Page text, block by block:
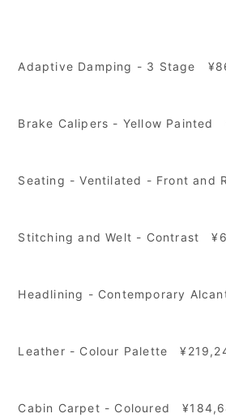
Adaptive Damping - 3 Stage
Brake Calipers - Yellow Painted
Seating - Ventilated - Front and
Stitching and Welt - Contrast
Headlining - Contemporary
Leather - Colour Palette
Cabin Carpet - Coloured